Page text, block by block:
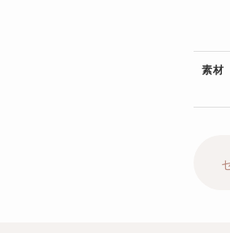
素材